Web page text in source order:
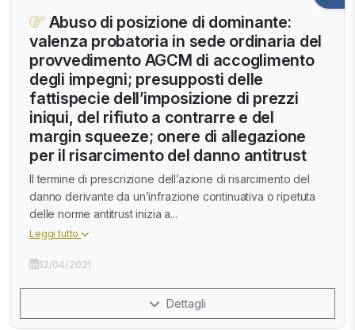
Abuso di posizione di dominante:
valenza probatoria in sede ordinaria del
provvedimento AGCM di accoglimento
degli impegni; presupposti delle
fattispecie dell’imposizione di prezzi
iniqui, del rifiuto a contrarre e del
margin squeeze; onere di allegazione
per il risarcimento del danno antitrust
Il termine di prescrizione dell’azione di risarcimento del
danno derivante da un’infrazione continuativa o ripetuta
delle norme antitrust inizia a...
Leggi tutto
12/04/2021
Dettagli